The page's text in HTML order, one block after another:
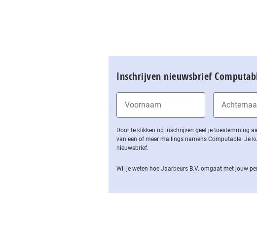
Inschrijven nieuwsbrief
Door te klikken op inschrijven geef je toestemming
van een of meer mailings namens Computable. Je
nieuwsbrief.
Wil je weten hoe Jaarbeurs B.V. omgaat met jouw